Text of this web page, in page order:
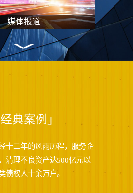
媒体报道
经典案例」
十二年的风雨历程，服务企
清理不良资产达500亿元以
债权人十余万户。